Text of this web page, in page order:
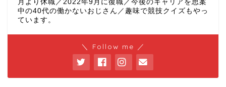
月より休職／2022年9月に復職／今後のキャリアを思案
中の40代の働かないおじさん／趣味で競技クイズもやっ
ています。
＼ Follow me ／